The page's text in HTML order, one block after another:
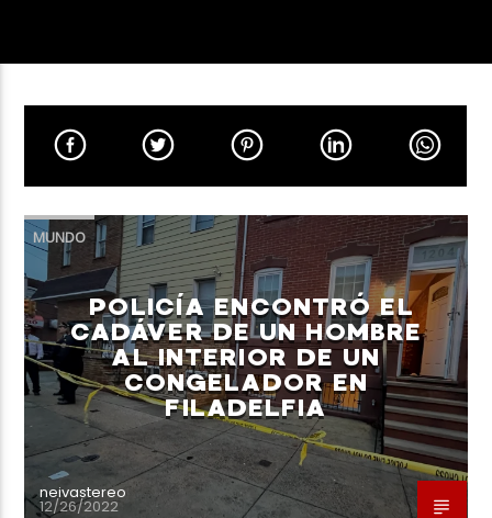
CANCIÓN ACTUAL
TÍTULO
Neiva Estereo
MUNDO
POLICÍA ENCONTRÓ EL
CADÁVER DE UN HOMBRE
AL INTERIOR DE UN
CONGELADOR EN
FILADELFIA
neivastereo
12/26/2022